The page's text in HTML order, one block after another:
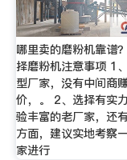
哪里卖的磨粉机靠谱
择磨粉机注意事项 1
型厂家，没有中间商
价，。 2、选择有实
验丰富的老厂家，还
方面，建议实地考察
家进行